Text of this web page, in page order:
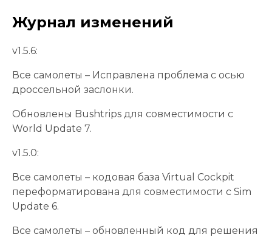
Журнал изменений
v1.5.6:
Все самолеты – Исправлена ​​проблема с осью
дроссельной заслонки.
Обновлены Bushtrips для совместимости с
World Update 7.
v1.5.0:
Все самолеты – кодовая база Virtual Cockpit
переформатирована для совместимости с Sim
Update 6.
Все самолеты – обновленный код для решения